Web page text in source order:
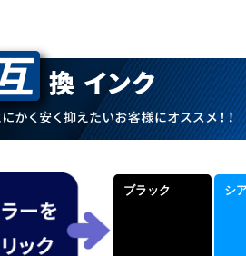
ブラック シ